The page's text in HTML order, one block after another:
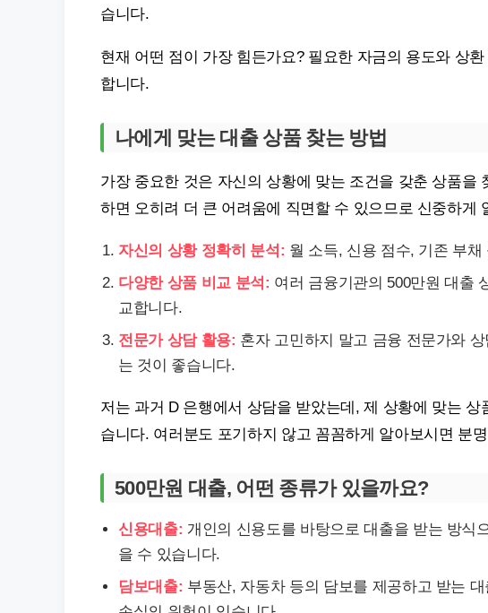
습니다.
현재 어떤 점이 가장 힘든가요? 필요한 자금의 용도와 상
합니다.
나에게 맞는 대출 상품 찾는 방법
가장 중요한 것은 자신의 상황에 맞는 조건을 갖춘 상품을
하면 오히려 더 큰 어려움에 직면할 수 있으므로 신중하게
자신의 상황 정확히 분석: 월 소득, 신용 점수, 기존 부
다양한 상품 비교 분석: 여러 금융기관의 500만원 대출
교합니다.
전문가 상담 활용: 혼자 고민하지 말고 금융 전문가와
는 것이 좋습니다.
저는 과거 D 은행에서 상담을 받았는데, 제 상황에 맞는
습니다. 여러분도 포기하지 않고 꼼꼼하게 알아보시면 분
500만원 대출, 어떤 종류가 있을까요?
신용대출: 개인의 신용도를 바탕으로 대출을 받는 방식
을 수 있습니다.
담보대출: 부동산, 자동차 등의 담보를 제공하고 받는